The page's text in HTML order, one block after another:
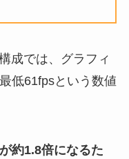
成では、グラフィ
低61fpsという数値
約1.8倍になるた